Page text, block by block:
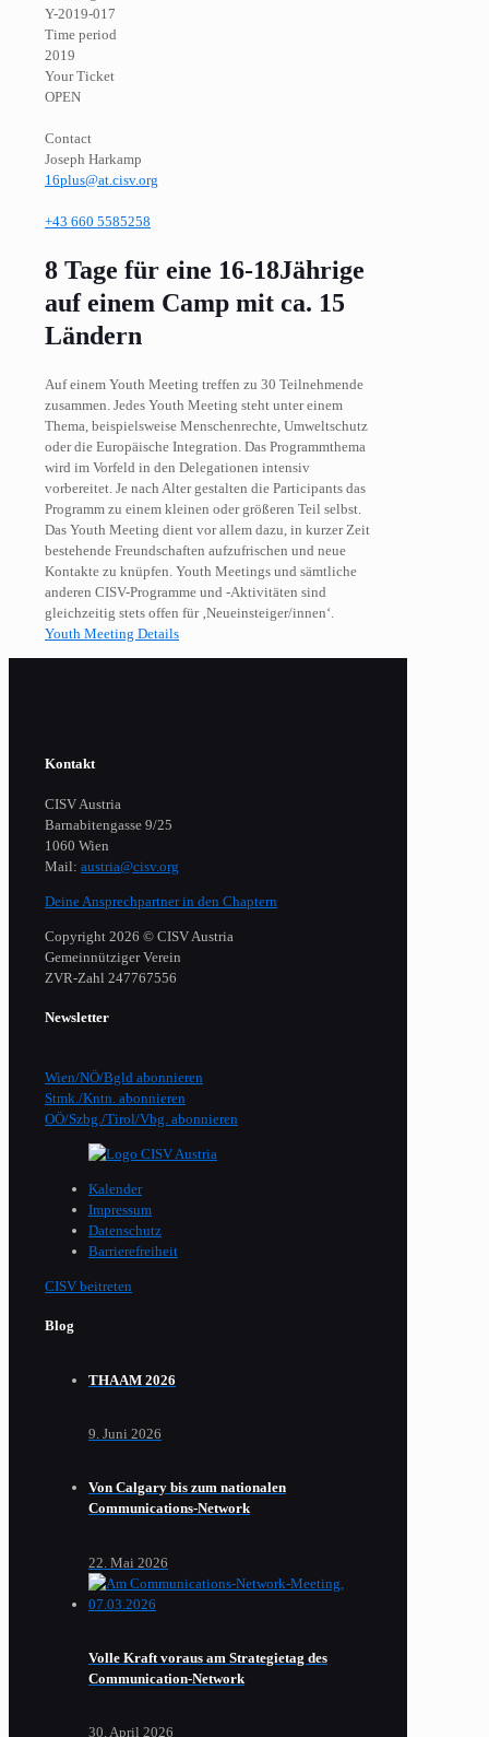
Y-2019-017
Time period
2019
Your Ticket
OPEN
Contact
Joseph Harkamp
16plus@at.cisv.org
+43 660 5585258
8 Tage für eine 16-18Jährige
auf einem Camp mit ca. 15
Ländern
Auf einem Youth Meeting treffen zu 30 Teilnehmende
zusammen. Jedes Youth Meeting steht unter einem
Thema, beispielsweise Menschenrechte, Umweltschutz
oder die Europäische Integration. Das Programmthema
wird im Vorfeld in den Delegationen intensiv
vorbereitet. Je nach Alter gestalten die Participants das
Programm zu einem kleinen oder größeren Teil selbst.
Das Youth Meeting dient vor allem dazu, in kurzer Zeit
bestehende Freundschaften aufzufrischen und neue
Kontakte zu knüpfen. Youth Meetings und sämtliche
anderen CISV-Programme und -Aktivitäten sind
gleichzeitig stets offen für ‚Neueinsteiger/innen‘.
Youth Meeting Details
Kontakt
CISV Austria
Barnabitengasse 9/25
1060 Wien
Mail: austria@cisv.org
Deine Ansprechpartner in den Chaptern
Copyright 2026 © CISV Austria
Gemeinnütziger Verein
​ZVR-Zahl 247767556
Newsletter
Wien/NÖ/Bgld abonnieren
Stmk./Kntn. abonnieren
OÖ/Szbg./Tirol/Vbg. abonnieren
Kalender
Impressum
Datenschutz
Barrierefreiheit
CISV beitreten
Blog
THAAM 2026
9. Juni 2026
Von Calgary bis zum nationalen
Communications-Network
22. Mai 2026
Volle Kraft voraus am Strategietag des
Communication-Network
30. April 2026